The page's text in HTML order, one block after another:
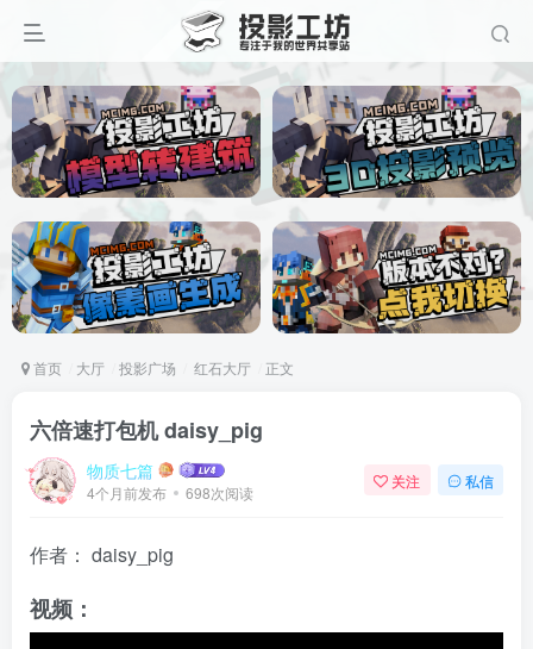
首页 大厅 投影广场 红石大厅 正文
六倍速打包机 daisy_pig
物质七篇
4个月前发布 698次阅读
关注 私信
作者： daisy_pig
视频：